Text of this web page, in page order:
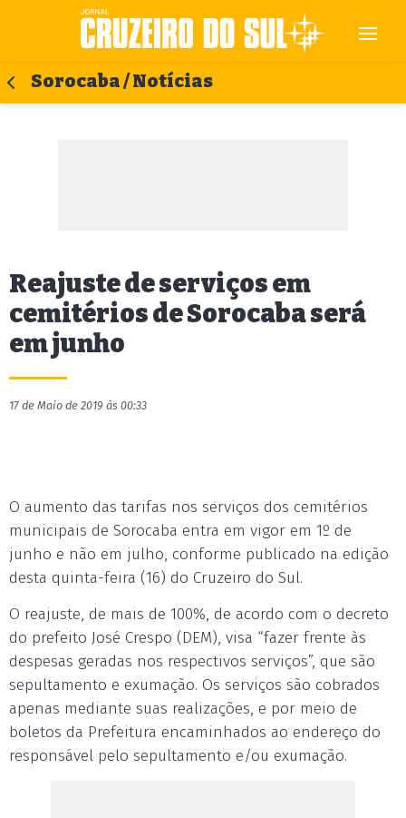
Sorocaba / Notícias
Reajuste de serviços em
cemitérios de Sorocaba será
em junho
17 de Maio de 2019 às 00:33
O aumento das tarifas nos serviços dos cemitérios
municipais de Sorocaba entra em vigor em 1º de
junho e não em julho, conforme publicado na edição
desta quinta-feira (16) do Cruzeiro do Sul.
O reajuste, de mais de 100%, de acordo com o decreto
do prefeito José Crespo (DEM), visa “fazer frente às
despesas geradas nos respectivos serviços”, que são
sepultamento e exumação. Os serviços são cobrados
apenas mediante suas realizações, e por meio de
boletos da Prefeitura encaminhados ao endereço do
responsável pelo sepultamento e/ou exumação.